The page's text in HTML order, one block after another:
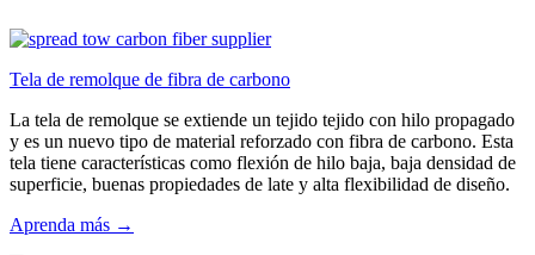
Tela de remolque de fibra de carbono
La tela de remolque se extiende un tejido tejido con hilo propagado
y es un nuevo tipo de material reforzado con fibra de carbono. Esta
tela tiene características como flexión de hilo baja, baja densidad de
superficie, buenas propiedades de late y alta flexibilidad de diseño.
Aprenda más →